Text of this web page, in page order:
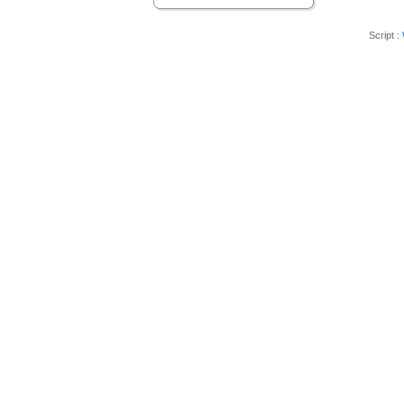
Script :